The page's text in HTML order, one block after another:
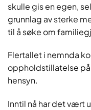
skulle gis en egen,
grunnlag av sterke
til å søke om
Flertallet i nemnda
oppholdstillatelse
hensyn.
Inntil nå har det vært